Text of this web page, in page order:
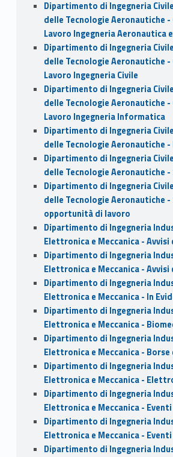
Dipartimento di Ingegneria
delle Tecnologie Aeronautiche
Lavoro Ingegneria Aeronautica
Dipartimento di Ingegneria
delle Tecnologie Aeronautiche
Lavoro Ingegneria Civile
Dipartimento di Ingegneria
delle Tecnologie Aeronautiche
Lavoro Ingegneria Informatica
Dipartimento di Ingegneria
delle Tecnologie Aeronautiche -
Dipartimento di Ingegneria
delle Tecnologie Aeronautiche -
Dipartimento di Ingegneria
delle Tecnologie Aeronautiche
opportunità di lavoro
Dipartimento di Ingegneria
Elettronica e Meccanica -
Dipartimento di Ingegneria
Elettronica e Meccanica -
Dipartimento di Ingegneria
Elettronica e Meccanica - In
Dipartimento di Ingegneria
Elettronica e Meccanica -
Dipartimento di Ingegneria
Elettronica e Meccanica - Borse
Dipartimento di Ingegneria
Elettronica e Meccanica -
Dipartimento di Ingegneria
Elettronica e Meccanica - Eventi
Dipartimento di Ingegneria
Elettronica e Meccanica -
Dipartimento di Ingegneria